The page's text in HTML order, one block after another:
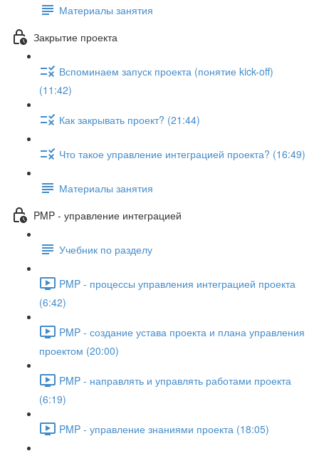
Материалы занятия
Закрытие проекта
Вспоминаем запуск проекта (понятие kick-off)
(11:42)
Как закрывать проект? (21:44)
Что такое управление интеграцией проекта? (16:49)
Материалы занятия
PMP - управление интеграцией
Учебник по разделу
PMP - процессы управления интеграцией проекта
(6:42)
PMP - создание устава проекта и плана управления
проектом (20:00)
PMP - направлять и управлять работами проекта
(6:19)
PMP - управление знаниями проекта (18:05)